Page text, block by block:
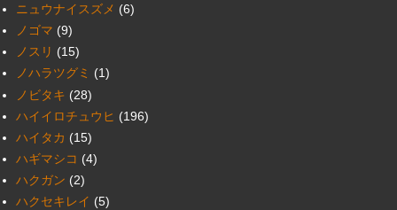
ニュウナイスズメ (6)
ノゴマ (9)
ノスリ (15)
ノハラツグミ (1)
ノビタキ (28)
ハイイロチュウヒ (196)
ハイタカ (15)
ハギマシコ (4)
ハクガン (2)
ハクセキレイ (5)